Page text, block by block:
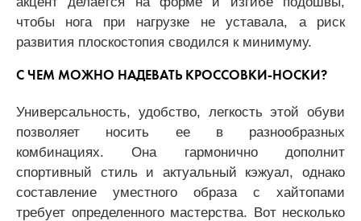
чтобы нога при нагрузке не уставала, а риск
развития плоскостопия сводился к минимуму.
С ЧЕМ МОЖНО НАДЕВАТЬ КРОССОВКИ-НОСКИ?
Универсальность, удобство, легкость этой обуви
позволяет носить ее в разнообразных
комбинациях. Она гармонично дополнит
спортивный стиль и актуальный кэжуал, однако
составление уместного образа с хайтопами
требует определенного мастерства. Вот несколько